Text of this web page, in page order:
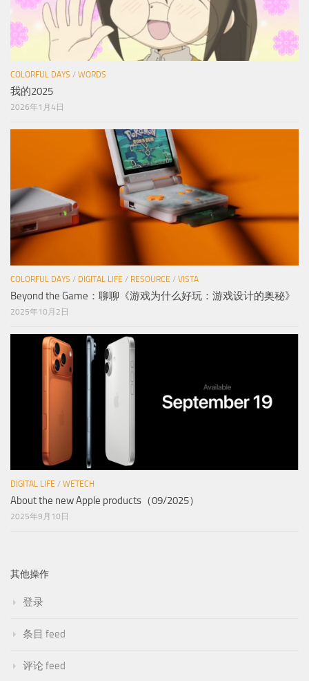
COLORFUL DAYS / WORDS
我的2025
2026年1月4日
COLORFUL DAYS / DIGITAL LIFE / RESOURCE / VISTA
Beyond the Game：聊聊《游戏为什么好玩：游戏设计的奥秘》
2025年10月2日
DIGITAL LIFE / WETECH
About the new Apple products（09/2025）
2025年9月10日
其他操作
登录
条目 feed
评论 feed